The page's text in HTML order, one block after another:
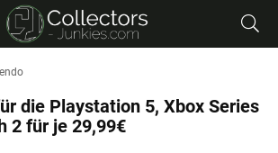
die Playstation 5, Xbox Series
2 für je 29,99€